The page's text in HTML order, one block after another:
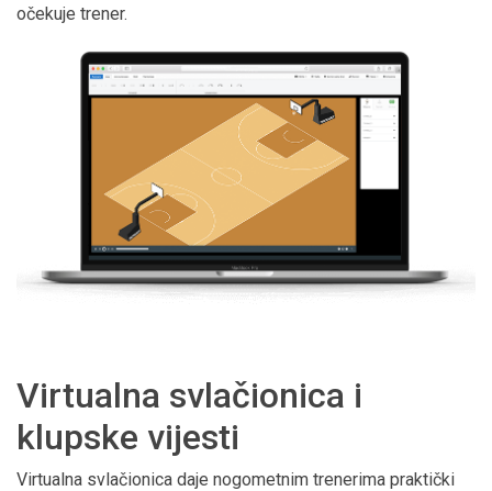
očekuje trener.
Virtualna svlačionica i
klupske vijesti
Virtualna svlačionica daje nogometnim trenerima praktički